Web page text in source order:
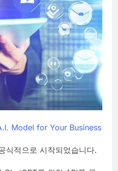
Model for Your Business
식적으로 시작되었습니다.